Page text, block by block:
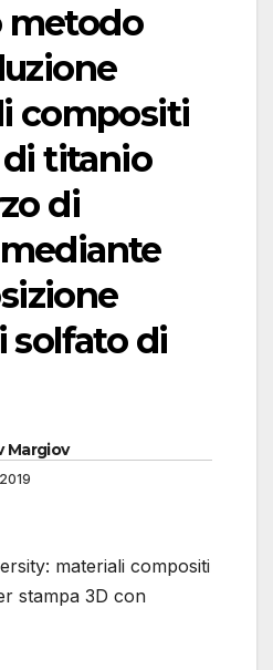
metodo
compositi
titanio
di
solfato di
Margiov
materiali compositi
stampa 3D con